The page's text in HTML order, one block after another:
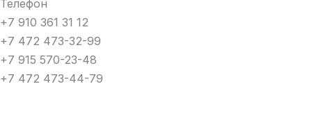
Телефон
+7 910 361 31 12
+7 472 473-32-99
+7 915 570-23-48
+7 472 473-44-79